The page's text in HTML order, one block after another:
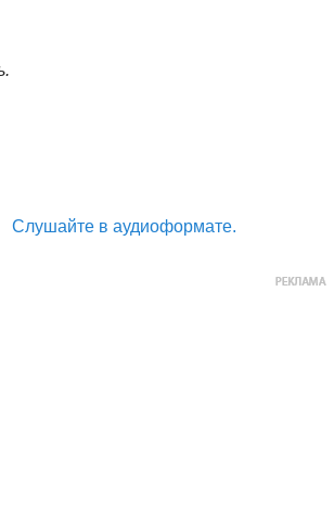
Слушайте в аудиоформате.